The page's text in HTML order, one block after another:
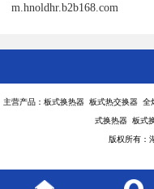
m.hnoldhr.b2b168.com
主营产品：板式换热器 板式热交换器
式换热器 板式
版权所有：